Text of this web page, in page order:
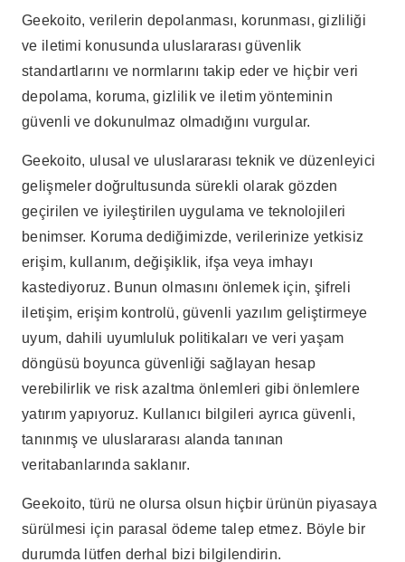
Geekoito, verilerin depolanması, korunması, gizliliği
ve iletimi konusunda uluslararası güvenlik
standartlarını ve normlarını takip eder ve hiçbir veri
depolama, koruma, gizlilik ve iletim yönteminin
güvenli ve dokunulmaz olmadığını vurgular.
Geekoito, ulusal ve uluslararası teknik ve düzenleyici
gelişmeler doğrultusunda sürekli olarak gözden
geçirilen ve iyileştirilen uygulama ve teknolojileri
benimser. Koruma dediğimizde, verilerinize yetkisiz
erişim, kullanım, değişiklik, ifşa veya imhayı
kastediyoruz. Bunun olmasını önlemek için, şifreli
iletişim, erişim kontrolü, güvenli yazılım geliştirmeye
uyum, dahili uyumluluk politikaları ve veri yaşam
döngüsü boyunca güvenliği sağlayan hesap
verebilirlik ve risk azaltma önlemleri gibi önlemlere
yatırım yapıyoruz. Kullanıcı bilgileri ayrıca güvenli,
tanınmış ve uluslararası alanda tanınan
veritabanlarında saklanır.
Geekoito, türü ne olursa olsun hiçbir ürünün piyasaya
sürülmesi için parasal ödeme talep etmez. Böyle bir
durumda lütfen derhal bizi bilgilendirin.